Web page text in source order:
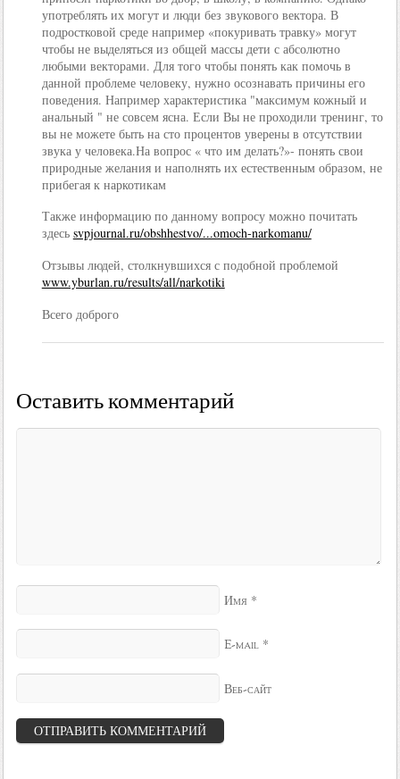
употреблять их могут и люди без звукового вектора. В
подростковой среде например «покуривать травку» могут
чтобы не выделяться из общей массы дети с абсолютно
любыми векторами. Для того чтобы понять как помочь в
данной проблеме человеку, нужно осознавать причины его
поведения. Например характеристика "максимум кожный и
анальный " не совсем ясна. Если Вы не проходили тренинг, то
вы не можете быть на сто процентов уверены в отсутствии
звука у человека.На вопрос « что им делать?»- понять свои
природные желания и наполнять их естественным образом, не
прибегая к наркотикам
Также информацию по данному вопросу можно почитать
здесь svpjournal.ru/obshhestvo/...omoch-narkomanu/
Отзывы людей, столкнувшихся с подобной проблемой
www.yburlan.ru/results/all/narkotiki
Всего доброго
Оставить комментарий
Имя *
E-mail *
Веб-сайт